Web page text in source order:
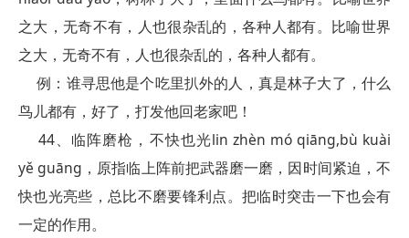
之大，无奇不有，人也很杂乱的，各种人都有。比喻世界
之大，无奇不有，人也很杂乱的，各种人都有。
例：谁寻思他是个吃里扒外的人，真是林子大了，什么
鸟儿都有，好了，打发他回老家吧！
44、临阵磨枪，不快也光lin zhèn mó qiāng,bù kuài
yě guāng，原指临上阵前把武器磨一磨，因时间紧迫，不
快也光亮些，总比不磨要锋利点。把临时突击一下也会有
一定的作用。